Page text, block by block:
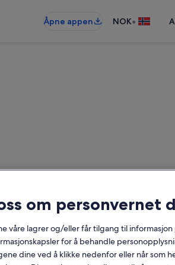
Åpne appen
NOK•
Datoer
om personvernet
våre lagrer og/eller får tilgang til
for å behandle
dine ved å klikke nedenfor eller når som